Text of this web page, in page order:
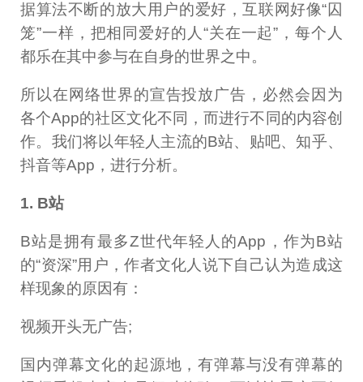
据算法不断的放大用户的爱好，互联网好像“囚
笼”一样，把相同爱好的人“关在一起”，每个人
都乐在其中参与在自身的世界之中。
所以在网络世界的宣告投放广告，必然会因为
各个App的社区文化不同，而进行不同的内容创
作。我们将以年轻人主流的B站、贴吧、知乎、
抖音等App，进行分析。
1. B站
B站是拥有最多Z世代年轻人的App，作为B站
的“资深”用户，作者文化人说下自己认为造成这
样现象的原因有：
视频开头无广告;
国内弹幕文化的起源地，有弹幕与没有弹幕的